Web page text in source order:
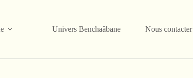
Univers Benchaâbane Nous contacter